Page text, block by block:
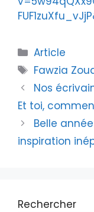
Article
Fawzia
Nos
Et toi,
Belle
inspiration
Rechercher